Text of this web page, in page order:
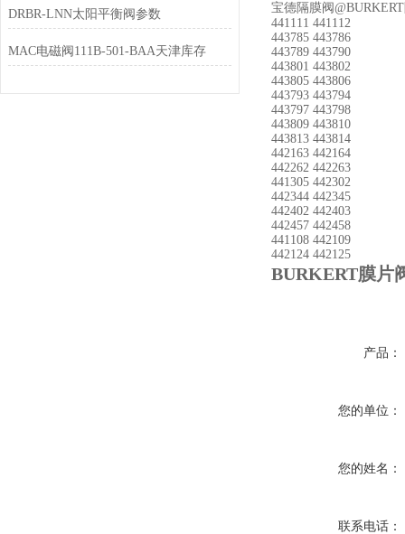
DRBR-LNN太阳平衡阀参数
MAC电磁阀111B-501-BAA天津库存
宝德隔膜阀
441111 441112
443785 443786
443789 443790
443801 443802
443805 443806
443793 443794
443797 443798
443809 443810
443813 443814
442163 442164
442262 442263
441305 442302
442344 442345
442402 442403
442457 442458
441108 442109
442124 442125
BURKERT膜片
产品：
您的单位：
您的姓名：
联系电话：